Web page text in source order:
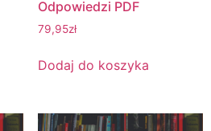
Odpowiedzi PDF
79,95zł
Dodaj do koszyka